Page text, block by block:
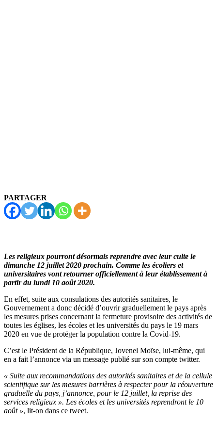
PARTAGER
Les religieux pourront désormais reprendre avec leur culte le
dimanche 12 juillet 2020 prochain. Comme les écoliers et
universitaires vont retourner officiellement à leur établissement à
partir du lundi 10 août 2020.
En effet, suite aux consulations des autorités sanitaires, le
Gouvernement a donc décidé d’ouvrir graduellement le pays après
les mesures prises concernant la fermeture provisoire des activités de
toutes les églises, les écoles et les universités du pays le 19 mars
2020 en vue de protéger la population contre la Covid-19.
C’est le Président de la République, Jovenel Moïse, lui-même, qui
en a fait l’annonce via un message publié sur son compte twitter.
« Suite aux recommandations des autorités sanitaires et de la cellule
scientifique sur les mesures barrières à respecter pour la réouverture
graduelle du pays, j’annonce, pour le 12 juillet, la reprise des
services religieux ». Les écoles et les universités reprendront le 10
août », lit-on dans ce tweet.